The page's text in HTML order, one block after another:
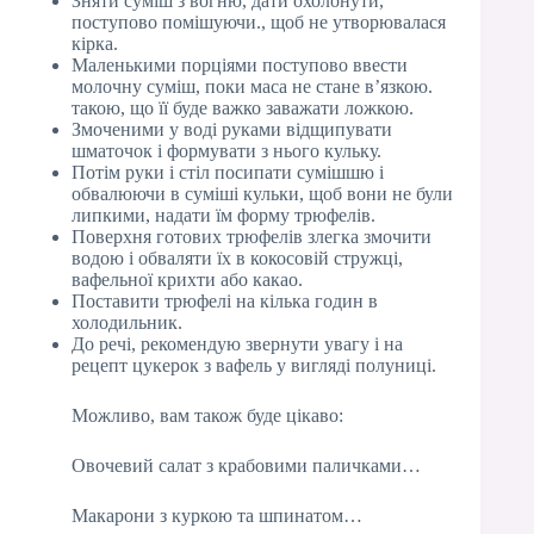
поступово помішуючи., щоб не утворювалася
кірка.
Маленькими порціями поступово ввести
молочну суміш, поки маса не стане в’язкою.
такою, що її буде важко заважати ложкою.
Змоченими у воді руками відщипувати
шматочок і формувати з нього кульку.
Потім руки і стіл посипати сумішшю і
обвалюючи в суміші кульки, щоб вони не були
липкими, надати їм форму трюфелів.
Поверхня готових трюфелів злегка змочити
водою і обваляти їх в кокосовій стружці,
вафельної крихти або какао.
Поставити трюфелі на кілька годин в
холодильник.
До речі, рекомендую звернути увагу і на
рецепт цукерок з вафель у вигляді полуниці.
Можливо, вам також буде цікаво:
Овочевий салат з крабовими паличками…
Макарони з куркою та шпинатом…